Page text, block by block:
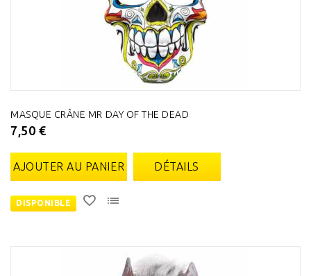
MASQUE CRÂNE MR DAY OF THE DEAD
7,50 €
AJOUTER AU PANIER DÉTAILS
DISPONIBLE